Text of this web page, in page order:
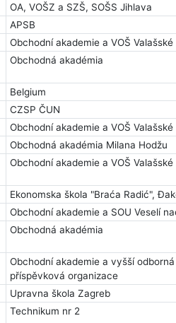
OA, VOŠZ a SZŠ, SOŠS Jihlava
APSB
Obchodní akademie a VOŠ
Obchodná akadémia
Belgium
CZSP ČUN
Obchodní akademie a VOŠ
Obchodná akadémia Milana Hodžu
Obchodní akademie a VOŠ
Ekonomska škola "Braća Radić",
Obchodní akademie a SOU Veselí
Obchodná akadémia
Obchodní akademie a vyšší
příspěvková organizace
Upravna škola Zagreb
Technikum nr 2